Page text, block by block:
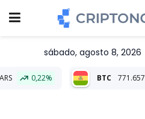
sábado, agosto 8, 2026
BTC 771.657,42 BOB